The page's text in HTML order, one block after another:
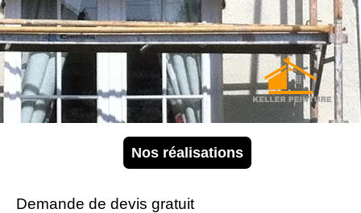
Nos réalisations
Demande de devis gratuit